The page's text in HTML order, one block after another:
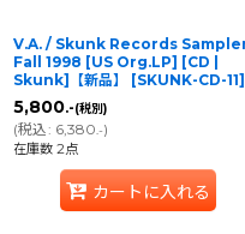
V.A. / Skunk Records
Fall 1998 [US Org.LP] [CD |
Skunk]【新品】
[SKUNK-CD-11]
5,800.-(税別)
(税込: 6,380.-)
在庫数 2点
カートに入れる